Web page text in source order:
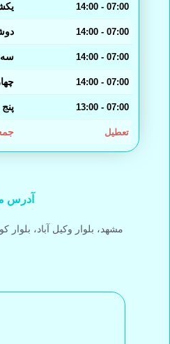
14:00 - 07:00
14:00 - 07:00
سه 14:00 - 07:00
14:00 - 07:00
13:00 - 07:00
تعطیل
آدرس
مشهد، بلوار وکیل آباد، بلوار